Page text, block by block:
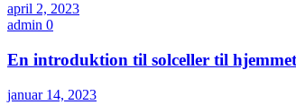
april 2, 2023
admin 0
En introduktion til solceller til hjemmet
januar 14, 2023